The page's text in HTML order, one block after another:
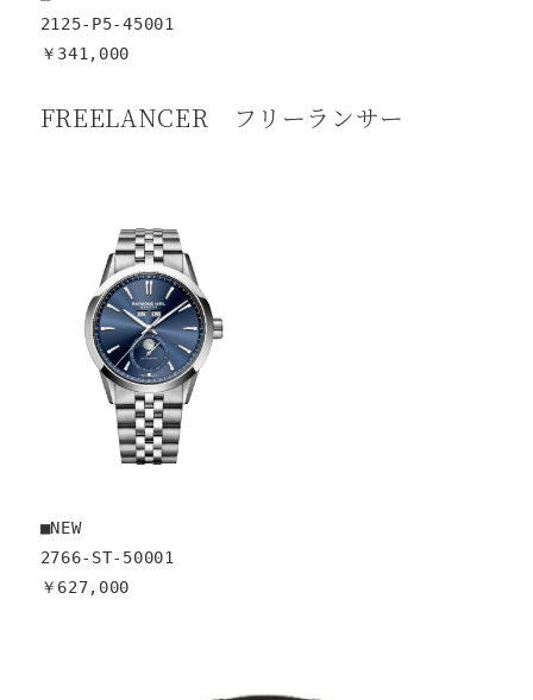
2125-P5-45001
￥341,000
FREELANCER フリーランサー
■NEW
2766-ST-50001
￥627,000